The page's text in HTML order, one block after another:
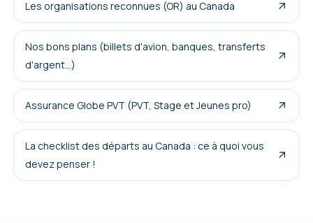
Les organisations reconnues (OR) au Canada
Nos bons plans (billets d'avion, banques, transferts
d'argent...)
Assurance Globe PVT (PVT, Stage et Jeunes pro)
La checklist des départs au Canada : ce à quoi vous
devez penser !